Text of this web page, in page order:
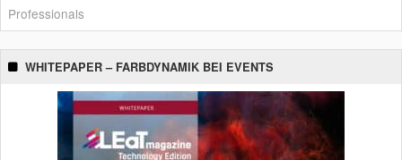
Professionals
WHITEPAPER – FARBDYNAMIK BEI EVENTS